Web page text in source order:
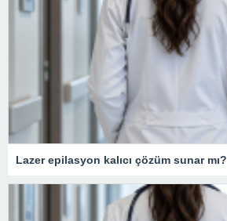
Lazer epilasyon kalıcı çözüm sunar mı?